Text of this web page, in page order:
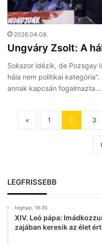
2026.04.08.
Ungváry Zsolt: A
Sokszor idézik, de Pozsgay
hála nem politikai
annak kapcsán fogalmazta…
« 1 2 3
LEGFRISSEBB
tegnap, 18:35
XIV. Leó pápa:
zajában keresik az élet